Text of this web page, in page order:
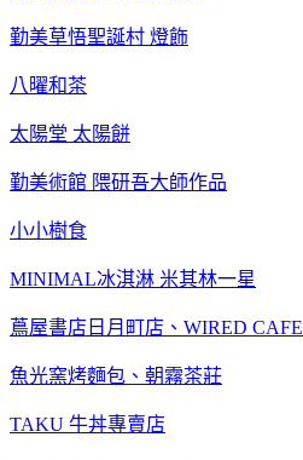
勤美草悟聖誕村 燈飾
八曜和茶
太陽堂 太陽餅
勤美術館 隈研吾大師作品
小小樹食
MINIMAL冰淇淋 米其林一星
蔦屋書店日月町店、WIRED CAFE
魚光窯烤麵包、朝霧茶莊
TAKU 牛丼專賣店